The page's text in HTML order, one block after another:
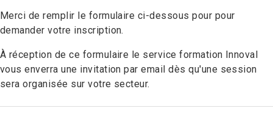
Merci de remplir le formulaire ci-dessous pour pour
demander votre inscription.
À réception de ce formulaire le service formation Innoval
vous enverra une invitation par email dès qu'une session
sera organisée sur votre secteur.